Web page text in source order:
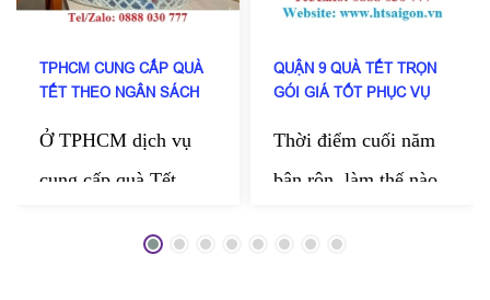
TPHCM CUNG CẤP QUÀ
TẾT THEO NGÂN SÁCH
Ở TPHCM dịch vụ
cung cấp quà Tết
nghiệp của HT Sài
QUẬN 9 QUÀ TẾT TRỌN
GÓI GIÁ TỐT PHỤC VỤ
Thời điểm cuối năm
bận rộn, làm thế nào